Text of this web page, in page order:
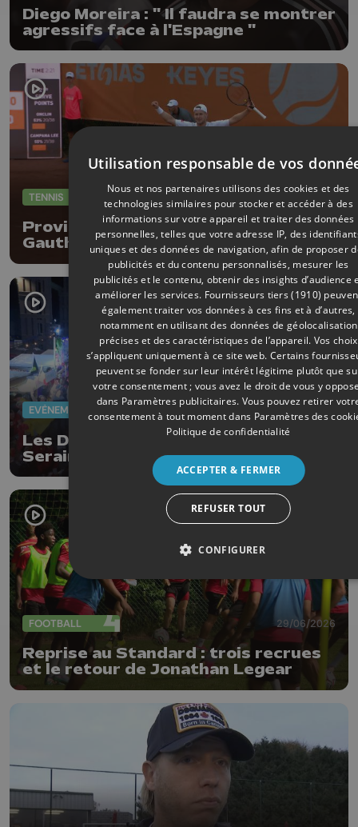
Diego Moreira : " Il faudra se montrer
agressifs face à l'Espagne "
TENNIS
Province Open : entrée réussi pour
Gauthier Onclin !
EVÈNEMENTS
Les Diables Rouges font vibrer
Seraing en pleine nuit
FOOTBALL 29/06/2026
Reprise au Standard : trois recrues
et le retour de Jonathan Legear
Utilisation responsable de vos
Nous et nos partenaires utilisons des cookies et des
technologies similaires pour stocker et accéder à des
informations sur votre appareil et traiter des données
personnelles, telles que votre adresse IP, des
uniques et des données de navigation, afin de proposer
publicités et du contenu personnalisés, mesurer les
publicités et le contenu, obtenir des insights d’audience
améliorer les services. Fournisseurs tiers (1910)
également traiter vos données à ces fins et à d’autres,
notamment en utilisant des données de géolocalisation
précises et des caractéristiques de l’appareil. Vos choix
s’appliquent uniquement à ce site web. Certains
peuvent se fonder sur leur intérêt légitime plutôt que
votre consentement ; vous avez le droit de vous y
dans Paramètres publicitaires. Vous pouvez retirer
consentement à tout moment dans Paramètres des
Politique de confidentialité
ACCEPTER & FERMER
REFUSER TOUT
CONFIGURER